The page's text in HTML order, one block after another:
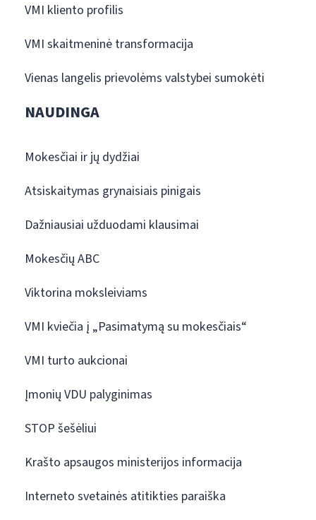
VMI kliento profilis
VMI skaitmeninė transformacija
Vienas langelis prievolėms valstybei sumokėti
NAUDINGA
Mokesčiai ir jų dydžiai
Atsiskaitymas grynaisiais pinigais
Dažniausiai užduodami klausimai
Mokesčių ABC
Viktorina moksleiviams
VMI kviečia į „Pasimatymą su mokesčiais“
VMI turto aukcionai
Įmonių VDU palyginimas
STOP šešėliui
Krašto apsaugos ministerijos informacija
Interneto svetainės atitikties paraiška